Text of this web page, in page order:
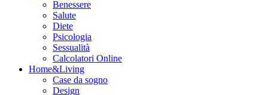
Benessere
Salute
Diete
Psicologia
Sessualità
Calcolatori Online
Home&Living
Case da sogno
Design